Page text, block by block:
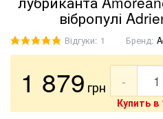
вібропулі
Відгуки: 1 Бренд:
1 879 грн -
Купить в